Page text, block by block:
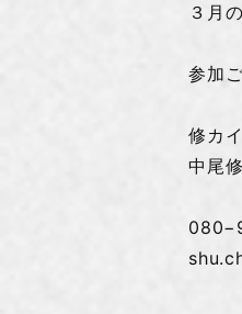
３月
参加
修カ
中尾